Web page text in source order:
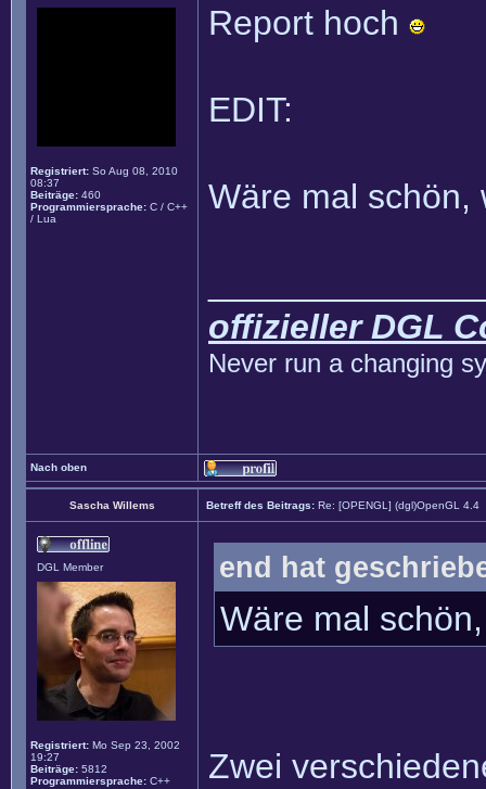
Registriert: So Aug 08, 2010
08:37
Beiträge: 460
Programmiersprache: C / C++
/ Lua
Report hoch
EDIT:
Wäre mal schön,
offizieller DGL
Never run a changing
Nach oben
Sascha Willems Betreff des Beitrags: Re: [OPENGL] (dgl)OpenGL 4.4
DGL Member
Registriert: Mo Sep 23, 2002
19:27
Beiträge: 5812
Programmiersprache: C++
end hat
Wäre mal
Zwei